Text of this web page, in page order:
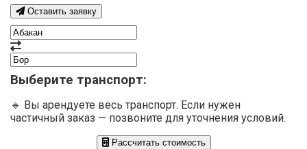
Оставить заявку
Выберите транспорт:
🔹 Вы арендуете весь транспорт. Если нужен
частичный заказ — позвоните для уточнения условий.
Рассчитать стоимость